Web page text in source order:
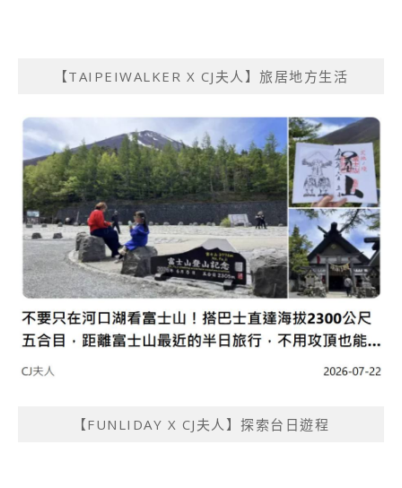
【TAIPEIWALKER X CJ夫人】旅居地方生活
【FUNLIDAY X CJ夫人】探索台日遊程